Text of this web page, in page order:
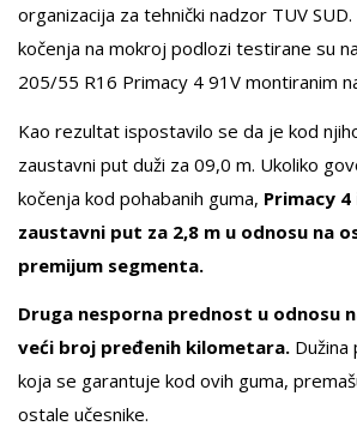
organizacija za tehnički nadzor TUV
kočenja na mokroj podlozi testirane su
205/55 R16 Primacy 4 91V montiranim
Kao rezultat ispostavilo se da je kod
zaustavni put duži za 09,0 m. Ukoliko
kočenja kod pohabanih guma, Primacy
zaustavni put za 2,8 m u odnosu na
premijum segmenta.
Druga nesporna prednost u odnosu
veći broj pređenih kilometara.
koja se garantuje kod ovih guma,
ostale učesnike.